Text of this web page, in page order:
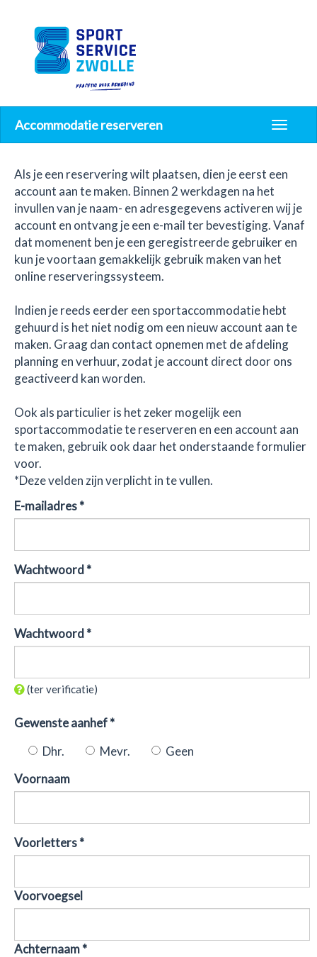
Wissel
Accommodatie reserveren
Als je een reservering wilt plaatsen, dien je eerst een
account aan te maken. Binnen 2 werkdagen na het
invullen van je naam- en adresgegevens activeren wij je
account en ontvang je een e-mail ter bevestiging. Vanaf
dat momenent ben je een geregistreerde gebruiker en
kun je voortaan gemakkelijk gebruik maken van het
online reserveringssysteem.
Indien je reeds eerder een sportaccommodatie hebt
gehuurd is het niet nodig om een nieuw account aan te
maken. Graag dan contact opnemen met de afdeling
planning en verhuur, zodat je account direct door ons
geactiveerd kan worden.
Ook als particulier is het zeker mogelijk een
sportaccommodatie te reserveren en een account aan
te maken, gebruik ook daar het onderstaande formulier
voor.
*Deze velden zijn verplicht in te vullen.
E-mailadres *
Wachtwoord *
Wachtwoord *
(ter verificatie)
Gewenste aanhef *
Dhr.
Mevr.
Geen
Voornaam
Voorletters *
Voorvoegsel
Achternaam *